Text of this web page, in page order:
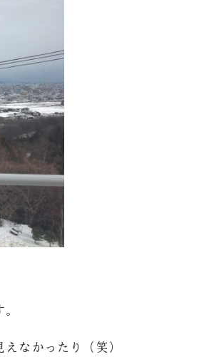
なかったり（笑）